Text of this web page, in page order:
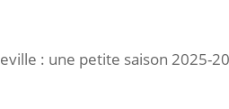
: une petite saison 2025-